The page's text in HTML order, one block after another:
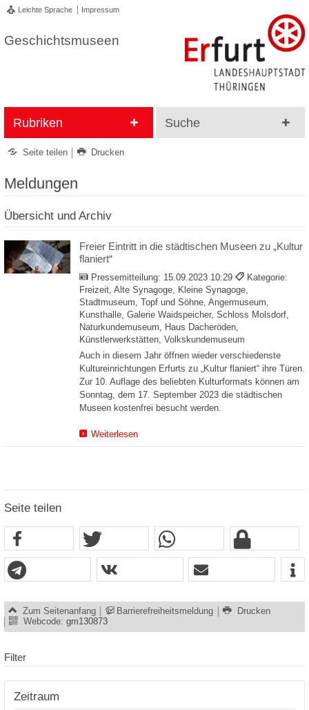
Leichte Sprache Impressum
Geschichtsmuseen
Rubriken Suche
Seite teilen Drucken
Meldungen
Übersicht und Archiv
Freier Eintritt in die städtischen Museen zu „Kultur
flaniert“
Pressemitteilung: 15.09.2023 10:29
Kategorie:
Freizeit, Alte Synagoge, Kleine Synagoge,
Stadtmuseum, Topf und Söhne, Angermuseum,
Kunsthalle, Galerie Waidspeicher, Schloss Molsdorf,
Naturkundemuseum, Haus Dacheröden,
Künstlerwerkstätten, Volkskundemuseum
Auch in diesem Jahr öffnen wieder verschiedenste
Kultureinrichtungen Erfurts zu „Kultur flaniert“ ihre Türen.
Zur 10. Auflage des beliebten Kulturformats können am
Sonntag, dem 17. September 2023 die städtischen
Museen kostenfrei besucht werden.
Weiterlesen
Seite teilen
Zum Seitenanfang Barrierefreiheitsmeldung
Drucken
Webcode: gm130873
Filter
Zeitraum